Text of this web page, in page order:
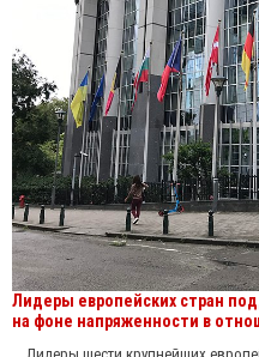
Лидеры европейских стран
на фоне напряженности в